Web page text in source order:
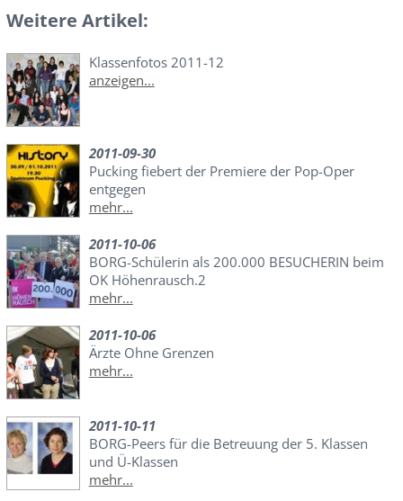
Weitere Artikel:
Klassenfotos 2011-12
anzeigen...
2011-09-30
Pucking fiebert der Premiere der Pop-Oper
entgegen
mehr...
2011-10-06
BORG-Schülerin als 200.000 BESUCHERIN beim
OK Höhenrausch.2
mehr...
2011-10-06
Ärzte Ohne Grenzen
mehr...
2011-10-11
BORG-Peers für die Betreuung der 5. Klassen
und Ü-Klassen
mehr...